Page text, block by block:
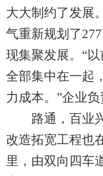
大大制约了发展
气重新规划了
现集聚发展。“
全部集中在一起
力成本。”企业负
路通，百业兴
改造拓宽工程也
里，由双向四车